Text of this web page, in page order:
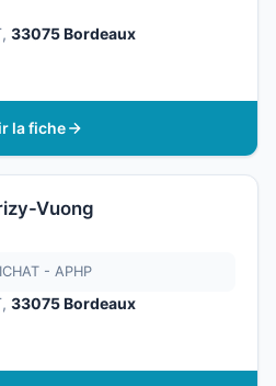
33075 Bordeaux
la fiche
Vuong
- APHP
33075 Bordeaux